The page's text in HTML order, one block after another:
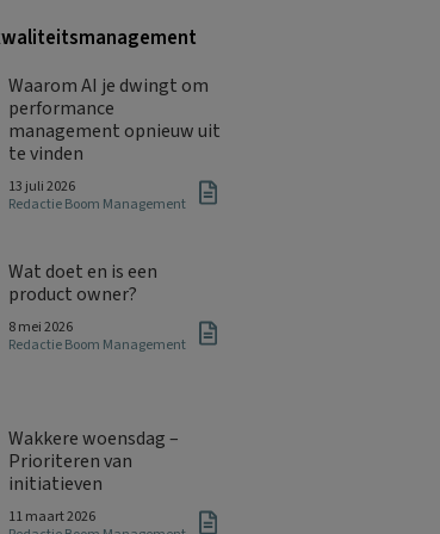
Waarom AI je dwingt om
performance
management opnieuw uit
te vinden
13 juli 2026
Redactie Boom Management
Wat doet en is een
product owner?
8 mei 2026
Redactie Boom Management
Wakkere woensdag –
Prioriteren van
initiatieven
11 maart 2026